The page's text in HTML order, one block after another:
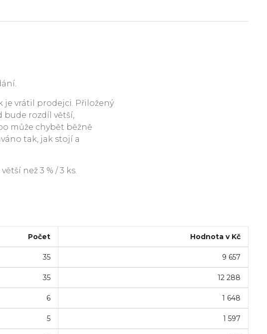
je vrátil prodejci. Přiložený
bude rozdíl větší,
může chybět běžně
tak, jak stojí a
než 3 % / 3 ks.
Počet Hodnota v Kč
35 9 657
35 12 288
6 1 648
5 1 597